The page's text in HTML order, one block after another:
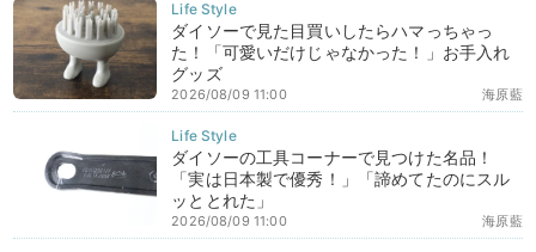
ダイソーで見た目買いしたらハマっちゃっ
た！「可愛いだけじゃなかった！」お手入れ
グッズ
海原藍
2026/08/09 11:00
ダイソーの工具コーナーで見つけた名品！
「実は日本製で優秀！」「諦めてたのにスル
ッととれた」
海原藍
2026/08/09 11:00